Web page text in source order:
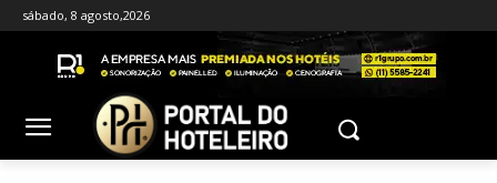
sábado, 8 agosto,2026